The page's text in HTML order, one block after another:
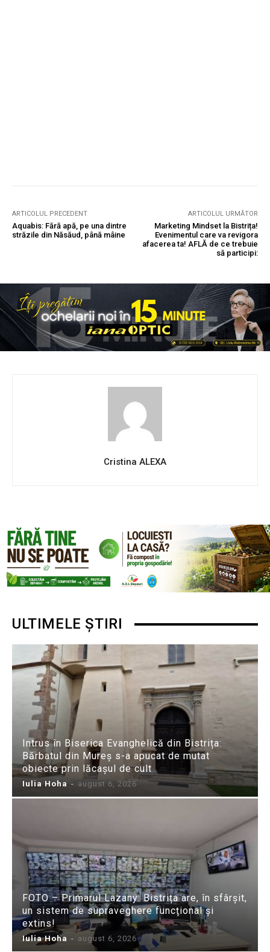
ARTICOLUL PRECEDENT
Aquabis: Fără apă, pe una dintre
străzile din Năsăud, până mâine
ARTICOLUL URMĂTOR
Marketing Mindset la Bistrița!
Evenimentul care va revigora
afacerea ta! AFLĂ de ce trebuie
să participi:
Cristina ALEXA
ULTIMELE ȘTIRI
Intrus în Biserica Evanghelică din Bistrița:
Bărbatul din Mureș s-a apucat de mutat
obiecte prin lăcașul de cult
Iulia Hoha - august 6, 2026
FOTO – Primarul Lazany: Bistrița are, în sfârșit,
un sistem de supraveghere funcțional și
extins!
Iulia Hoha - august 6, 2026